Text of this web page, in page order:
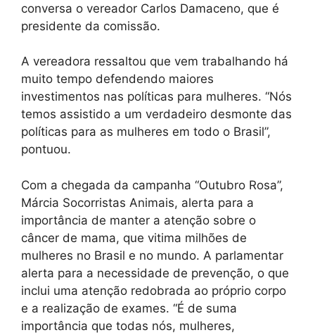
conversa o vereador Carlos Damaceno, que é
presidente da comissão.
A vereadora ressaltou que vem trabalhando há
muito tempo defendendo maiores
investimentos nas políticas para mulheres. “Nós
temos assistido a um verdadeiro desmonte das
políticas para as mulheres em todo o Brasil”,
pontuou.
Com a chegada da campanha “Outubro Rosa”,
Márcia Socorristas Animais, alerta para a
importância de manter a atenção sobre o
câncer de mama, que vitima milhões de
mulheres no Brasil e no mundo. A parlamentar
alerta para a necessidade de prevenção, o que
inclui uma atenção redobrada ao próprio corpo
e a realização de exames. “É de suma
importância que todas nós, mulheres,